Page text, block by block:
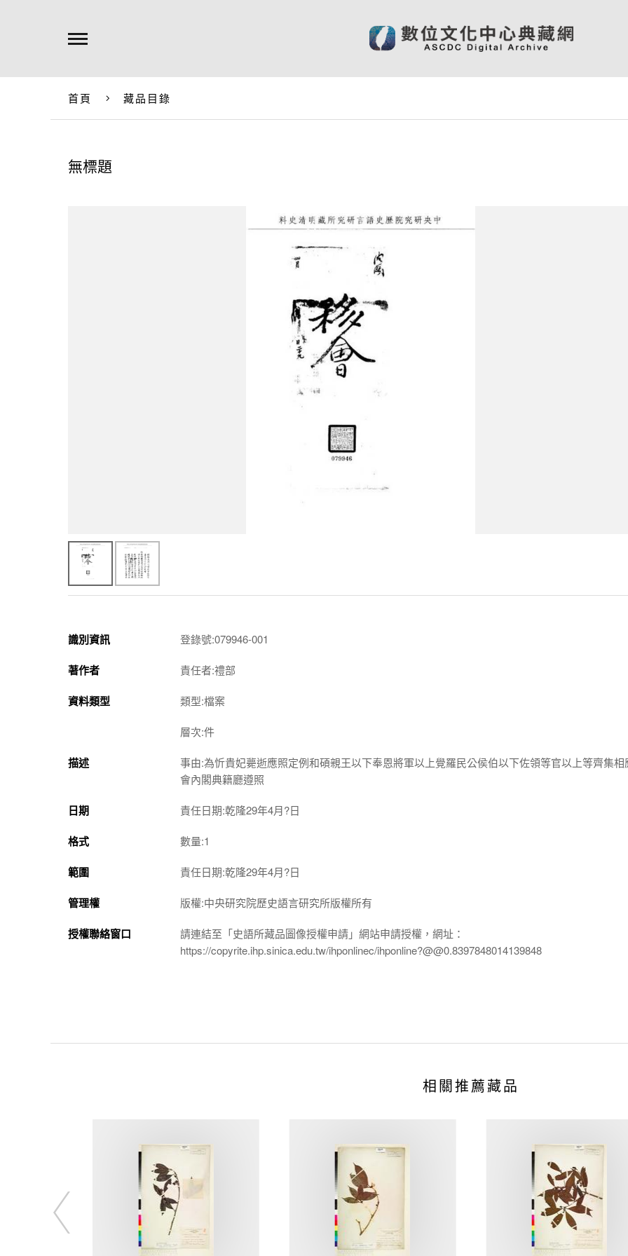
首頁 藏品目錄
無標題
識別資訊 登錄號:079946-001
著作者 責任者:禮部
資料類型 類型:檔案
層次:件
描述
事由:為忻貴妃薨逝應照定例和碩親王以下奉恩將軍以上覺羅民公侯伯以下佐領等官以上等齊集相
會內閣典籍廳遵照
日期 責任日期:乾隆29年4月?日
格式 數量:1
範圍 責任日期:乾隆29年4月?日
管理權 版權:中央研究院歷史語言研究所版權所有
授權聯絡窗口
請連結至「史語所藏品圖像授權申請」網站申請授權，網址：
https://copyrite.ihp.sinica.edu.tw/ihponlinec/ihponline?@@0.8397848014139848
相關推薦藏品